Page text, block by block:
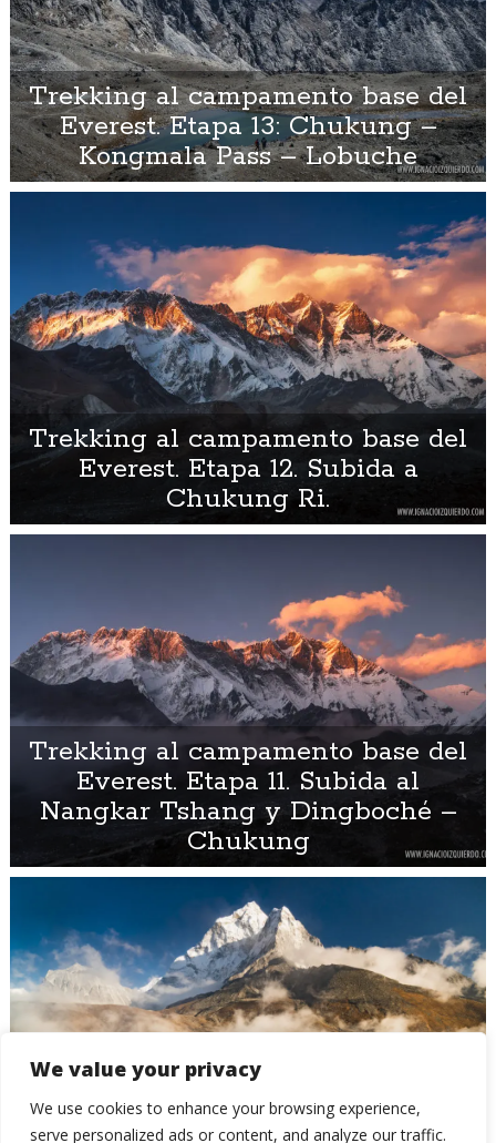
We value your privacy
We use cookies to enhance your browsing experience,
serve personalized ads or content, and analyze our traffic.
Trekking al campamento base del
Everest. Etapa 13: Chukung –
Kongmala Pass – Lobuche
Trekking al campamento base del
Everest. Etapa 12. Subida a
Chukung Ri.
Trekking al campamento base del
Everest. Etapa 11. Subida al
Nangkar Tshang y Dingboché –
Chukung
Trekking al campamento base del